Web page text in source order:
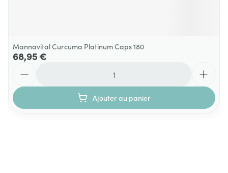
Mannavital Curcuma Platinum Caps 180
68,95 €
Ajouter au panier